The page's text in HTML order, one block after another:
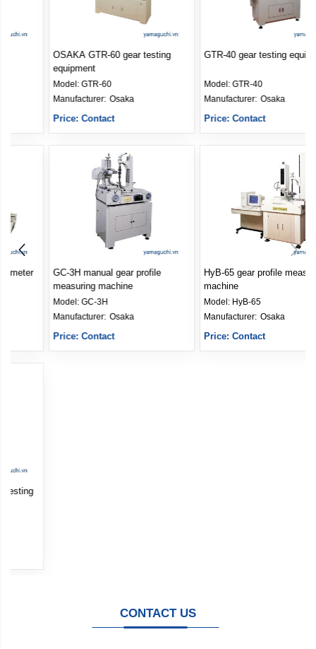
OSAKA GTR-60 gear testing
equipment
GTR-60
Manufacturer: Osaka
Price: Contact
GTR-40 gear testing equipment
GTR-40
Manufacturer: Osaka
Price: Contact
GC-3H manual gear profile
measuring machine
GC-3H
Manufacturer: Osaka
Price: Contact
HyB-65 gear profile measuring
HyB-65
Manufacturer: Osaka
Price: Contact
CONTACT US